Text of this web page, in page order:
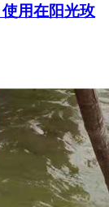
用在阳光玫